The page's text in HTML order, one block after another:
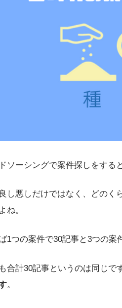
ソーシングで案件探しをする
し悪しだけではなく、どのく
ね。
1つの案件で30記事と3つの案
合計30記事というのは同じで
。